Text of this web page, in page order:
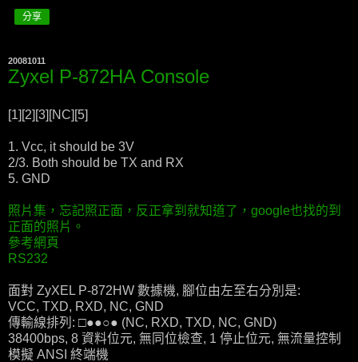
分享
20081011
Zyxel P-872HA Console
[1][2][3][NC][5]
1. Vcc, it should be 3V
2/3. Both should be TX and RX
5. GND
照片集，忘記照正面，反正拿到就知道了，google也找的到
正面的照片。
參考網頁
RS232
面對 ZyXEL P-872HW 數據機, 腳位由左至右分別是:
VCC, TXD, RXD, NC, GND
傳輸線排列: □●●○● (NC, RXD, TXD, NC, GND)
38400bps, 8 資料位元, 無同位檢查, 1 停止位元, 無流量控制
模擬 ANSI 終端機